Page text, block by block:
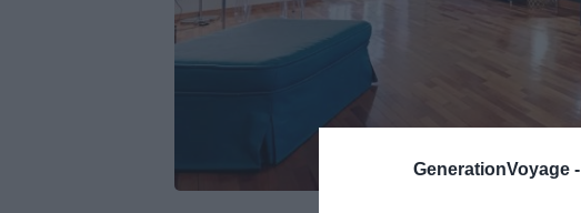
GenerationVoyage -